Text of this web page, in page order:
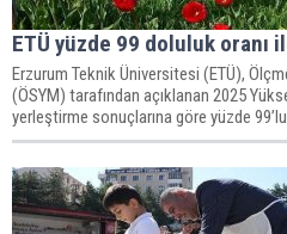
ETÜ yüzde 99 doluluk oranı
Erzurum Teknik Üniversitesi (ETÜ),
(ÖSYM) tarafından açıklanan 2025
yerleştirme sonuçlarına göre yüzde